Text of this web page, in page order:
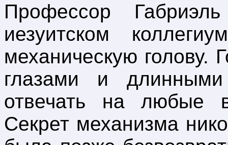
Профессор
иезуитском
механическую голову.
глазами и
отвечать на любые
Секрет механизма